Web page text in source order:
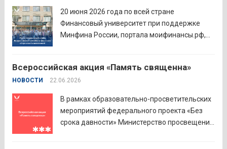
включительно. Участниками конкурса могут
стать педагоги детских...
20 июня 2026 года по всей стране
Финансовый университет при поддержке
Минфина России, портала моифинансы.рф,
семейного фестиваля сбережений и
инвестиций. В Курганской области
филиал Финуниверситета. 16 семей-
победителей... Читать дальше
Всероссийская акция «Память священна»
НОВОСТИ 22.06.2026
В рамках образовательно-просветительских
мероприятий федерального проекта «Без
срока давности» Министерство просвещения